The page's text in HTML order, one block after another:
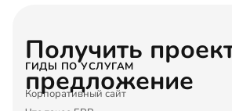
ГИДЫ ПО УСЛУГАМ
Корпоративный сайт
Получить
предложение